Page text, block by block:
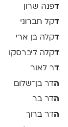
דפנה שרון
דקל חברוני
דקלה בן ארי
דקלה ליברסקו
דר לאור
הדר בן־שלום
הדר בר
הדר ברוך